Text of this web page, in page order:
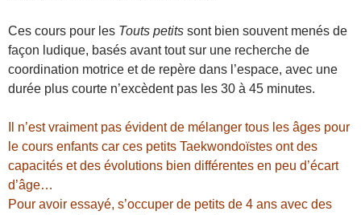
Ces cours pour les Touts petits sont bien souvent menés de
façon ludique, basés avant tout sur une recherche de
coordination motrice et de repère dans l’espace, avec une
durée plus courte n’excèdent pas les 30 à 45 minutes.
Il n’est vraiment pas évident de mélanger tous les âges pour
le cours enfants car ces petits Taekwondoïstes ont des
capacités et des évolutions bien différentes en peu d’écart
d’âge…
Pour avoir essayé, s’occuper de petits de 4 ans avec des